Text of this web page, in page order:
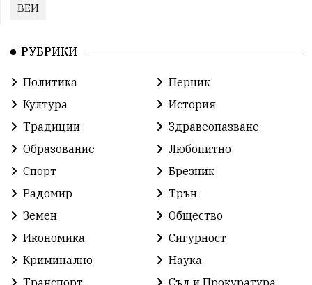
ВЕИ
РУБРИКИ
Политика
Перник
Култура
История
Традиции
Здравеопазване
Образование
Любопитно
Спорт
Брезник
Радомир
Трън
Земен
Общество
Икономика
Сигурност
Криминално
Наука